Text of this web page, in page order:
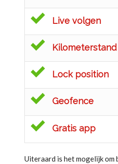
Live volgen
Lock position
Geofence
Gratis app
Uiteraard is het mogelijk om